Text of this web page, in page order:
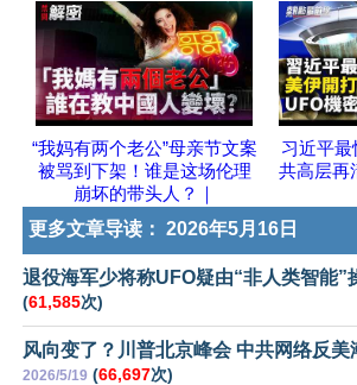
“我妈有两个老公”母亲节文案
被骂到下架！谁是这场伦理
崩坏的带头人？｜
习近平最
共高层再
更多文章导读： 2026年5月16日
退役海军少将称UFO疑由“非人类智能”
(61,585次)
风向变了？川普北京峰会 中共网络反美
2026/5/19 (66,697次)